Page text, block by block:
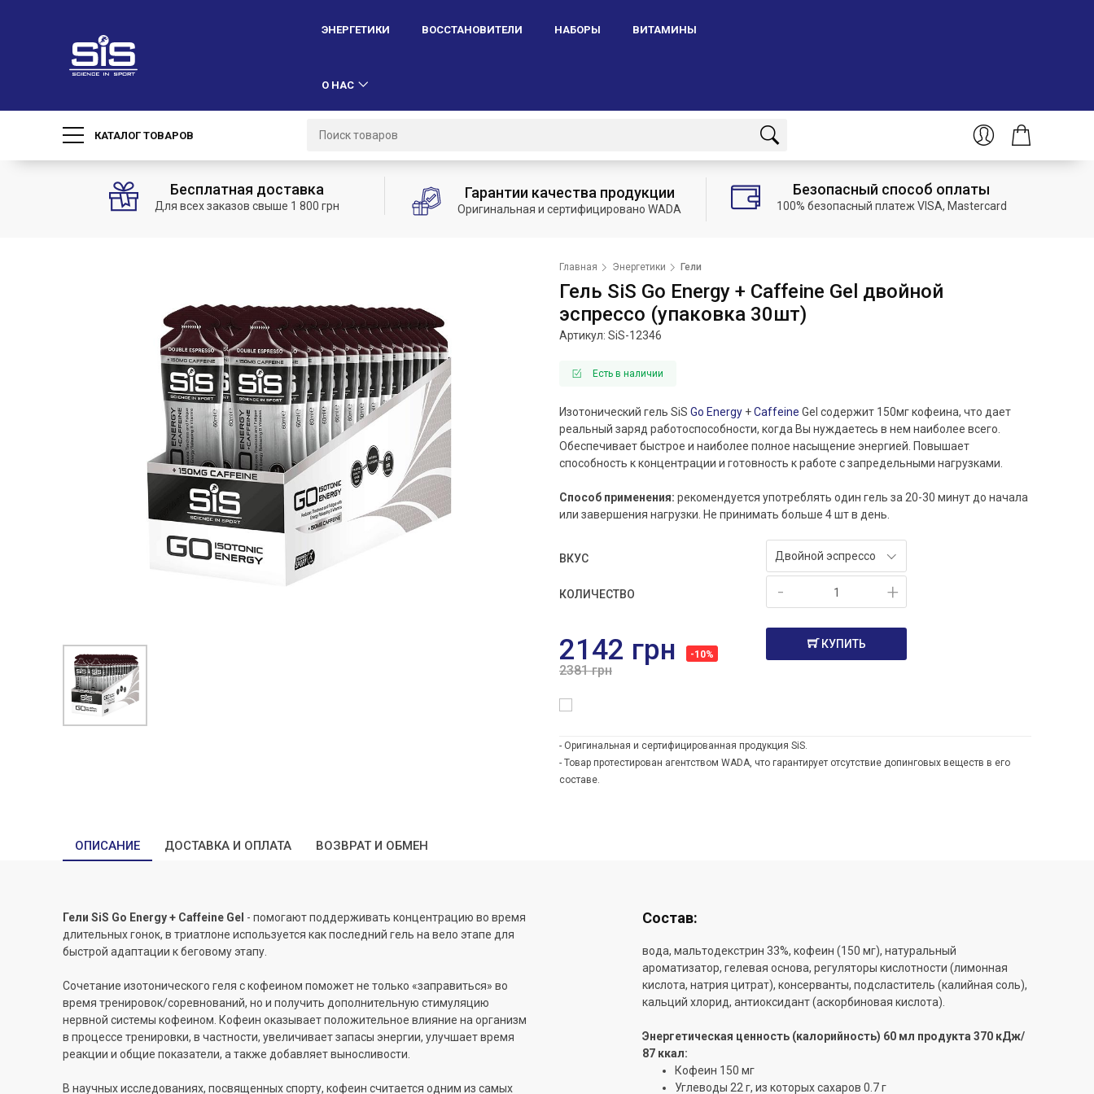
ЭНЕРГЕТИКИ ВОССТАНОВИТЕЛИ НАБОРЫ ВИТАМИНЫ
О НАС
КАТАЛОГ ТОВАРОВ
Бесплатная доставка
Для всех заказов свыше 1 800 грн
Гарантии качества продукции
Оригинальная и сертифицировано WADA
Безопасный способ оплаты
100% безопасный платеж VISA, Mastercard
Главная Энергетики Гели
Гель SiS Go Energy + Caffeine Gel двойной
эспрессо (упаковка 30шт)
Артикул: SiS-12346
Есть в наличии
Изотонический гель SiS Go Energy +Caffeine Gel содержит 150мг кофеина, что дает
реальный заряд работоспособности, когда Вы нуждаетесь в нем наиболее всего.
Обеспечивает быстрое и наиболее полное насыщение энергией. Повышает
способность к концентрации и готовность к работе с запредельными нагрузками.
Способ применения: рекомендуется употреблять один гель за 20-30 минут до начала
или завершения нагрузки. Не принимать больше 4 шт в день.
ВКУС Двойной эспрессо
КОЛИЧЕСТВО +
-
2142 грн -10%
2381 грн
КУПИТЬ
- Оригинальная и сертифицированная продукция SiS.
- Товар протестирован агентством WADA, что гарантирует отсутствие допинговых веществ в его
составе.
ОПИСАНИЕ ДОСТАВКА И ОПЛАТА ВОЗВРАТ И ОБМЕН
Гели SiS Go Energy + Caffeine Gel - помогают поддерживать концентрацию во время
длительных гонок, в триатлоне используется как последний гель на вело этапе для
быстрой адаптации к беговому этапу.
Сочетание изотонического геля с кофеином поможет не только «заправиться» во
время тренировок/соревнований, но и получить дополнительную стимуляцию
нервной системы кофеином. Кофеин оказывает положительное влияние на организм
в процессе тренировки, в частности, увеличивает запасы энергии, улучшает время
реакции и общие показатели, а также добавляет выносливости.
В научных исследованиях, посвященных спорту, кофеин считается одним из самых
Состав:
вода, мальтодекстрин 33%, кофеин (150 мг), натуральный
ароматизатор, гелевая основа, регуляторы кислотности (лимонная
кислота, натрия цитрат), консерванты, подсластитель (калийная соль),
кальций хлорид, антиоксидант (аскорбиновая кислота).
Энергетическая ценность (калорийность) 60 мл продукта 370 кДж/
87 ккал:
Кофеин 150 мг
Углеводы 22 г, из которых сахаров 0.7 г